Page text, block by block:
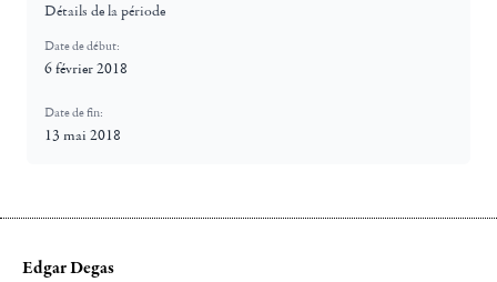
Détails de la période
Date de début:
6 février 2018
Date de fin:
13 mai 2018
Edgar Degas